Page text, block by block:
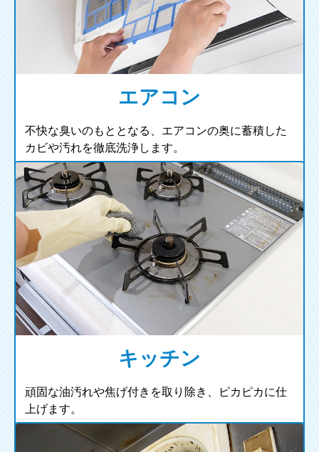
エアコン
不快な臭いのもととなる、エアコンの奥に蓄積した
カビや汚れを徹底洗浄します。
キッチン
頑固な油汚れや焦げ付きを取り除き、ピカピカに仕
上げます。